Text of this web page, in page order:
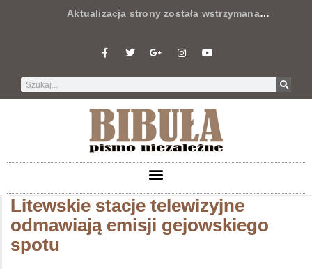
Aktualizacja strony została wstrzymana…
Litewskie stacje telewizyjne
odmawiają emisji gejowskiego
spotu